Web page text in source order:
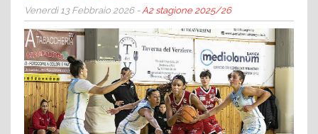
Venerdì 13 Febbraio 2026 -A2 stagione 2025/26